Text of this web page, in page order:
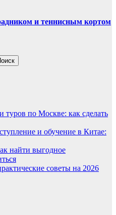
и теннисным кортом
туров по Москве: как сделать
и обучение в Китае:
найти выгодное
советы на 2026